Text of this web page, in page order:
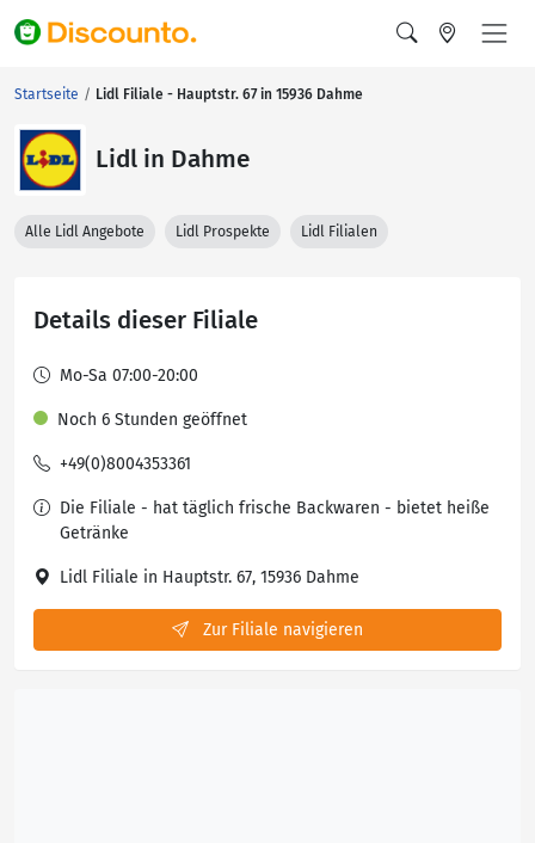
Startseite Lidl Filiale - Hauptstr. 67 in 15936 Dahme
Lidl in Dahme
Alle Lidl Angebote Lidl Prospekte Lidl Filialen
Details dieser Filiale
Mo-Sa 07:00-20:00
Noch 6 Stunden geöffnet
+49(0)8004353361
Die Filiale - hat täglich frische Backwaren - bietet heiße
Getränke
Lidl Filiale in Hauptstr. 67, 15936 Dahme
Zur Filiale navigieren